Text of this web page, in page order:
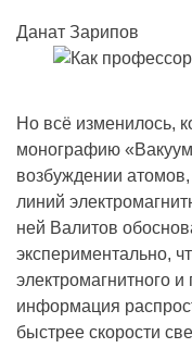
Данат Зарипов
Но всё изменилось,
монографию
возбуждении
линий
ней Валитов
экспериментально,
электромагнитного
информация
быстрее скорости